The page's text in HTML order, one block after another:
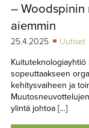
–
aiemmin
25.4.2025
Uutiset
sopeuttaakseen
kehitysvaiheen ja
ylintä johtoa […]